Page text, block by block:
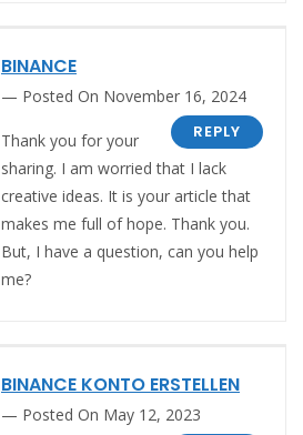
BINANCE
Posted On November 16, 2024
REPLY
Thank you for your
sharing. I am worried that I lack
creative ideas. It is your article that
makes me full of hope. Thank you.
But, I have a question, can you help
me?
BINANCE KONTO ERSTELLEN
Posted On May 12, 2023